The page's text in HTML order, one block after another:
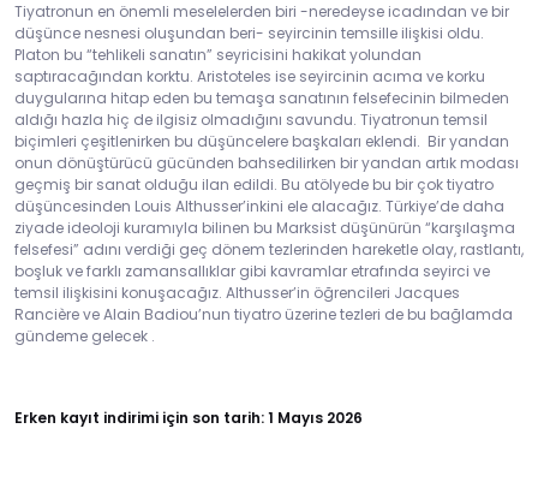
Tiyatronun en önemli meselelerden biri -neredeyse icadından ve bir
düşünce nesnesi oluşundan beri- seyircinin temsille ilişkisi oldu.
Platon bu “tehlikeli sanatın” seyricisini hakikat yolundan
saptıracağından korktu. Aristoteles ise seyircinin acıma ve korku
duygularına hitap eden bu temaşa sanatının felsefecinin bilmeden
aldığı hazla hiç de ilgisiz olmadığını savundu. Tiyatronun temsil
biçimleri çeşitlenirken bu düşüncelere başkaları eklendi. Bir yandan
onun dönüştürücü gücünden bahsedilirken bir yandan artık modası
geçmiş bir sanat olduğu ilan edildi. Bu atölyede bu bir çok tiyatro
düşüncesinden Louis Althusser’inkini ele alacağız. Türkiye’de daha
ziyade ideoloji kuramıyla bilinen bu Marksist düşünürün “karşılaşma
felsefesi” adını verdiği geç dönem tezlerinden hareketle olay, rastlantı,
boşluk ve farklı zamansallıklar gibi kavramlar etrafında seyirci ve
temsil ilişkisini konuşacağız. Althusser’in öğrencileri Jacques
Rancière ve Alain Badiou’nun tiyatro üzerine tezleri de bu bağlamda
gündeme gelecek .
Erken kayıt indirimi için son tarih: 1 Mayıs 2026